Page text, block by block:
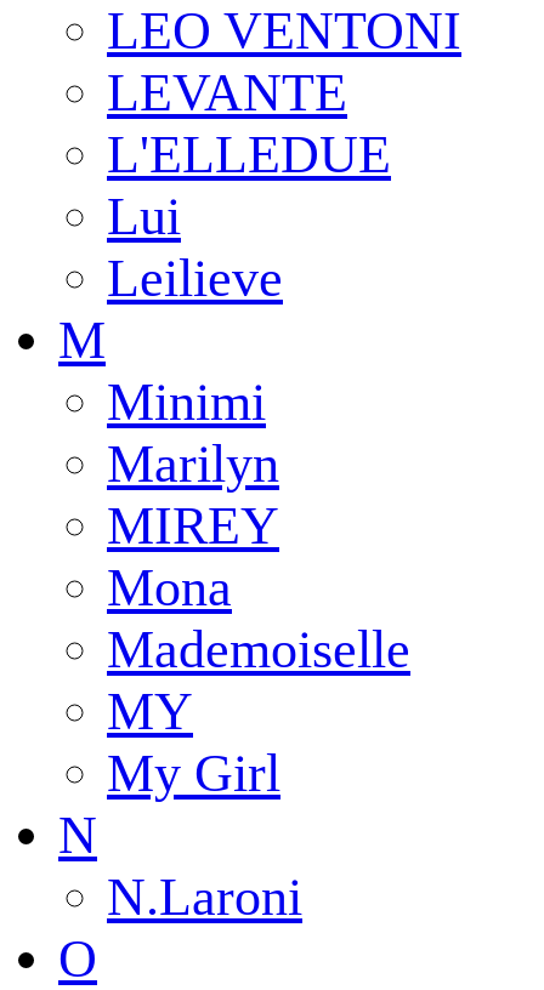
LEO VENTONI
LEVANTE
L'ELLEDUE
Lui
Leilieve
M
Minimi
Marilyn
MIREY
Mona
Mademoiselle
MY
My Girl
N
N.Laroni
O